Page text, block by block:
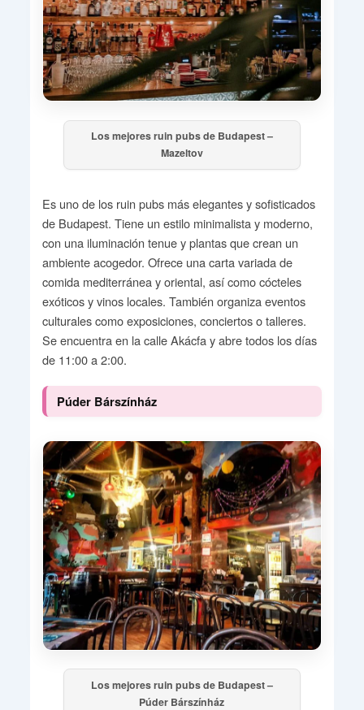
Los mejores ruin pubs de Budapest –
Mazeltov
Es uno de los ruin pubs más elegantes y sofisticados
de Budapest. Tiene un estilo minimalista y moderno,
con una iluminación tenue y plantas que crean un
ambiente acogedor. Ofrece una carta variada de
comida mediterránea y oriental, así como cócteles
exóticos y vinos locales. También organiza eventos
culturales como exposiciones, conciertos o talleres.
Se encuentra en la calle Akácfa y abre todos los días
de 11:00 a 2:00.
Púder Bárszínház
Los mejores ruin pubs de Budapest –
Púder Bárszínház